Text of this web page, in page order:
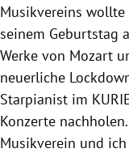
Musikvereins
seinem Geburtstag
Werke von Mozart
neuerliche
Starpianist im
Konzerte
Musikverein und